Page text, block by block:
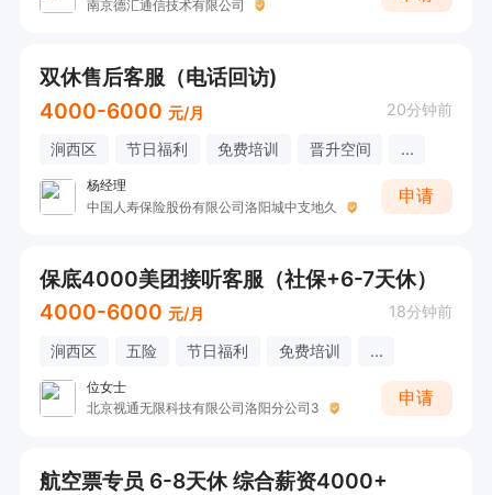
南京德汇通信技术有限公司
双休售后客服（电话回访)
4000-6000 元/月 20分钟前
涧西区 节日福利 免费培训 晋升空间 ...
杨经理
中国人寿保险股份有限公司洛阳城中支地久
申请
保底4000美团接听客服（社保+6-7天休）
4000-6000 元/月 18分钟前
涧西区 五险 节日福利 免费培训 ...
位女士
北京视通无限科技有限公司洛阳分公司3
申请
航空票专员 6-8天休 综合薪资4000+